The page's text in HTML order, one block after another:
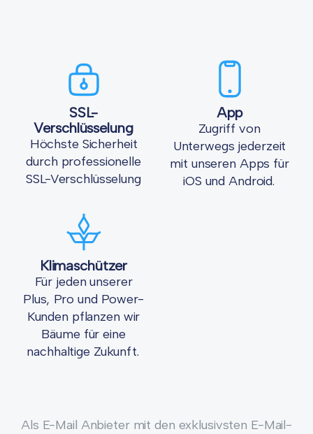
SSL-
Verschlüsselung
Höchste Sicherheit
durch professionelle
SSL-Verschlüsselung
App
Zugriff von
Unterwegs jederzeit
mit unseren Apps für
iOS und Android.
Klimaschützer
Für jeden unserer
Plus, Pro und Power-
Kunden pflanzen wir
Bäume für eine
nachhaltige Zukunft.
Als E-Mail Anbieter mit den exklusivsten E-Mail-